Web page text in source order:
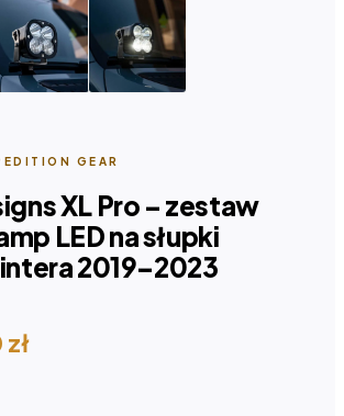
GEAR
XL Pro – zestaw
LED na słupki
2019–2023
zł